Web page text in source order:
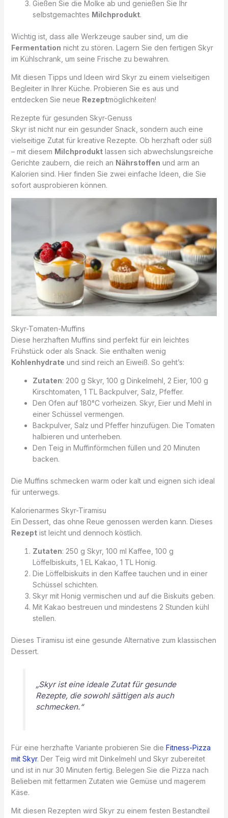
Gießen Sie die Molke ab und genießen Sie Ihr
selbstgemachtes Milchprodukt.
Wichtig ist, dass alle Werkzeuge sauber sind, um die
Fermentation nicht zu stören. Lagern Sie den fertigen Skyr
im Kühlschrank, um seine Frische zu bewahren.
Mit diesen Tipps und Ideen wird Skyr zu einem vielseitigen
Begleiter in Ihrer Küche. Probieren Sie es aus und
entdecken Sie neue Rezeptmöglichkeiten!
Rezepte für gesunden Skyr-Genuss
Skyr ist nicht nur ein gesunder Snack, sondern auch eine
vielseitige Zutat für kreative Rezepte. Ob herzhaft oder süß
– mit diesem Milchproduktlassen sich abwechslungsreiche
Gerichte zaubern, die reich an Nährstoffen und arm an
Kalorien sind. Hier finden Sie zwei einfache Ideen, die Sie
sofort ausprobieren können.
Skyr-Tomaten-Muffins
Diese herzhaften Muffins sind perfekt für ein leichtes
Frühstück oder als Snack. Sie enthalten wenig
Kohlenhydrate und sind reich an Eiweiß. So geht’s:
Zutaten: 200 g Skyr, 100 g Dinkelmehl, 2 Eier, 100 g
Kirschtomaten, 1 TL Backpulver, Salz, Pfeffer.
Den Ofen auf 180°C vorheizen. Skyr, Eier und Mehl in
einer Schüssel vermengen.
Backpulver, Salz und Pfeffer hinzufügen. Die Tomaten
halbieren und unterheben.
Den Teig in Muffinförmchen füllen und 20 Minuten
backen.
Die Muffins schmecken warm oder kalt und eignen sich ideal
für unterwegs.
Kalorienarmes Skyr-Tiramisu
Ein Dessert, das ohne Reue genossen werden kann. Dieses
Rezeptist leicht und dennoch köstlich.
Zutaten: 250 g Skyr, 100 ml Kaffee, 100 g
Löffelbiskuits, 1 EL Kakao, 1 TL Honig.
Die Löffelbiskuits in den Kaffee tauchen und in einer
Schüssel schichten.
Skyr mit Honig vermischen und auf die Biskuits geben.
Mit Kakao bestreuen und mindestens 2 Stunden kühl
stellen.
Dieses Tiramisu ist eine gesunde Alternative zum klassischen
Dessert.
„Skyr ist eine ideale Zutat für gesunde
Rezepte, die sowohl sättigen als auch
schmecken.“
Für eine herzhafte Variante probieren Sie die Fitness-Pizza
mit Skyr. Der Teig wird mit Dinkelmehl und Skyr zubereitet
und ist in nur 30 Minuten fertig. Belegen Sie die Pizza nach
Belieben mit fettarmen Zutaten wie Gemüse und magerem
Käse.
Mit diesen Rezepten wird Skyr zu einem festen Bestandteil